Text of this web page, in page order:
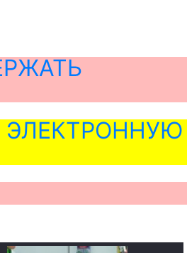
ЭЛЕКТРОННУЮ